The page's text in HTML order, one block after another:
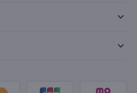
keyboard_arrow_down
keyboard_arrow_down